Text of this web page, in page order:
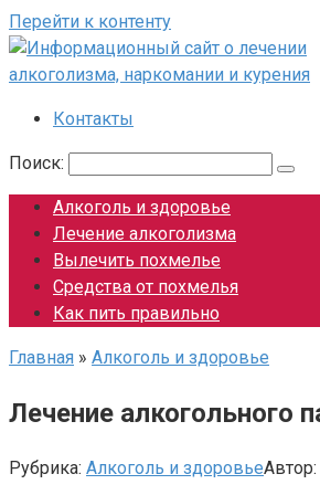
Перейти к контенту
Контакты
Поиск:
Алкоголь и здоровье
Лечение алкоголизма
Вылечить похмелье
Средства от похмелья
Как пить правильно
Главная » Алкоголь и здоровье
Лечение алкогольного
Рубрика: Алкоголь и здоровьеАвтор: